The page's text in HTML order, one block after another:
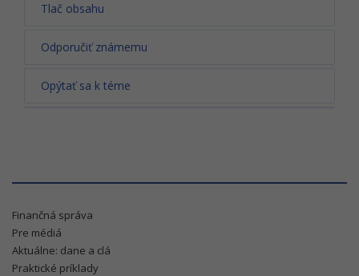
Tlač obsahu
Odporučiť známemu
Opýtať sa k téme
Finančná správa
Pre médiá
Aktuálne: dane a clá
Praktické príklady